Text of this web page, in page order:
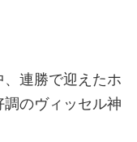
連勝で迎えたホ
のヴィッセル神